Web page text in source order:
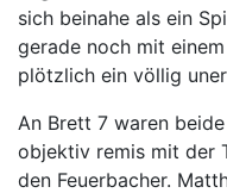
sich beinahe als ein
gerade noch mit
plötzlich ein völlig
An Brett 7 waren
objektiv remis mit der
den Feuerbacher.